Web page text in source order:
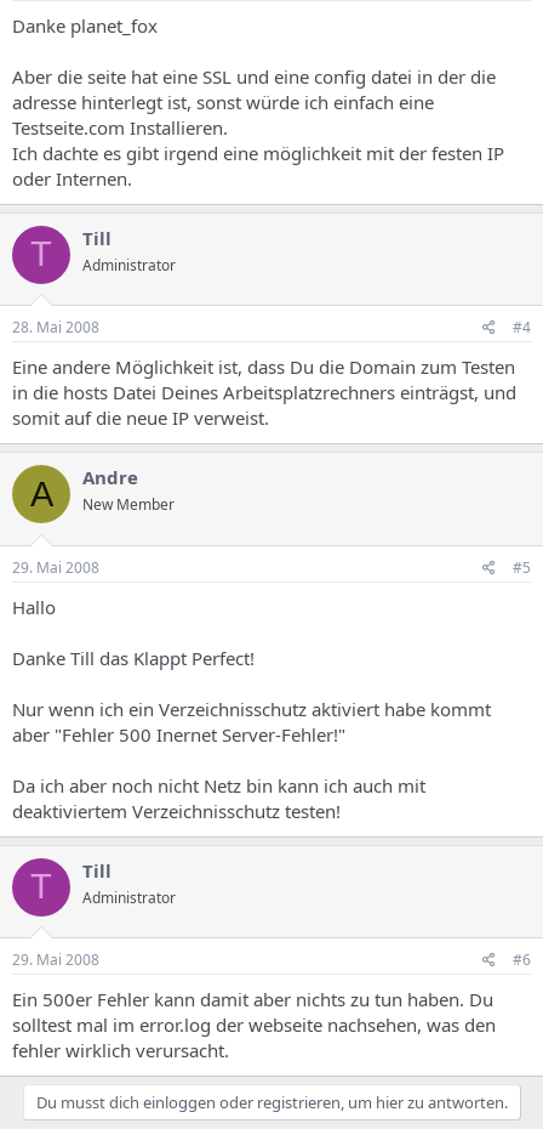
Danke planet_fox
Aber die seite hat eine SSL und eine config datei in der die
adresse hinterlegt ist, sonst würde ich einfach eine
Testseite.com Installieren.
Ich dachte es gibt irgend eine möglichkeit mit der festen IP
oder Internen.
T Till
Administrator
28. Mai 2008 #4
Eine andere Möglichkeit ist, dass Du die Domain zum Testen
in die hosts Datei Deines Arbeitsplatzrechners einträgst, und
somit auf die neue IP verweist.
A Andre
New Member
29. Mai 2008 #5
Hallo
Danke Till das Klappt Perfect!
Nur wenn ich ein Verzeichnisschutz aktiviert habe kommt
aber "Fehler 500 Inernet Server-Fehler!"
Da ich aber noch nicht Netz bin kann ich auch mit
deaktiviertem Verzeichnisschutz testen!
T Till
Administrator
29. Mai 2008 #6
Ein 500er Fehler kann damit aber nichts zu tun haben. Du
solltest mal im error.log der webseite nachsehen, was den
fehler wirklich verursacht.
Du musst dich einloggen oder registrieren, um hier zu antworten.